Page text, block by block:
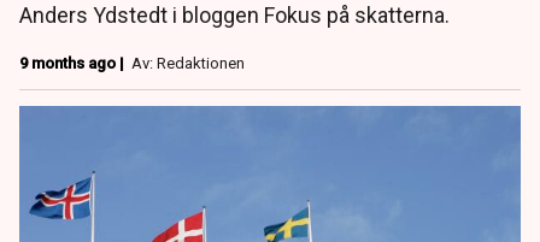
Anders Ydstedt i bloggen Fokus på skatterna.
9 months ago | Av: Redaktionen